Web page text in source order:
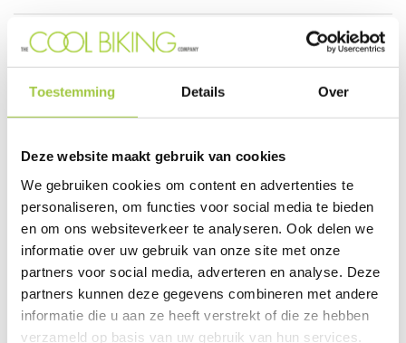
Toestemming Details Over
Deze website maakt gebruik van cookies
We gebruiken cookies om content en advertenties te
personaliseren, om functies voor social media te bieden
en om ons websiteverkeer te analyseren. Ook delen we
informatie over uw gebruik van onze site met onze
partners voor social media, adverteren en analyse. Deze
partners kunnen deze gegevens combineren met andere
informatie die u aan ze heeft verstrekt of die ze hebben
verzameld op basis van uw gebruik van hun services.
Wat zijn jullie garantie- en
retourvoorwaarden?
Proefrit & levertijd
Kan ik eerst een proefrit maken?
Kan ik meerdere modellen
vergelijken tijdens een bezoek?
Wat is de gemiddelde levertijd?